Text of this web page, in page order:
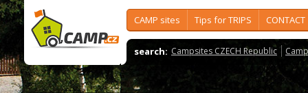
CAMP sites Tips for TRIPS CONTACT
search: Campsites CZECH Republic